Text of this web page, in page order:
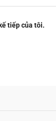
tiếp của tôi.